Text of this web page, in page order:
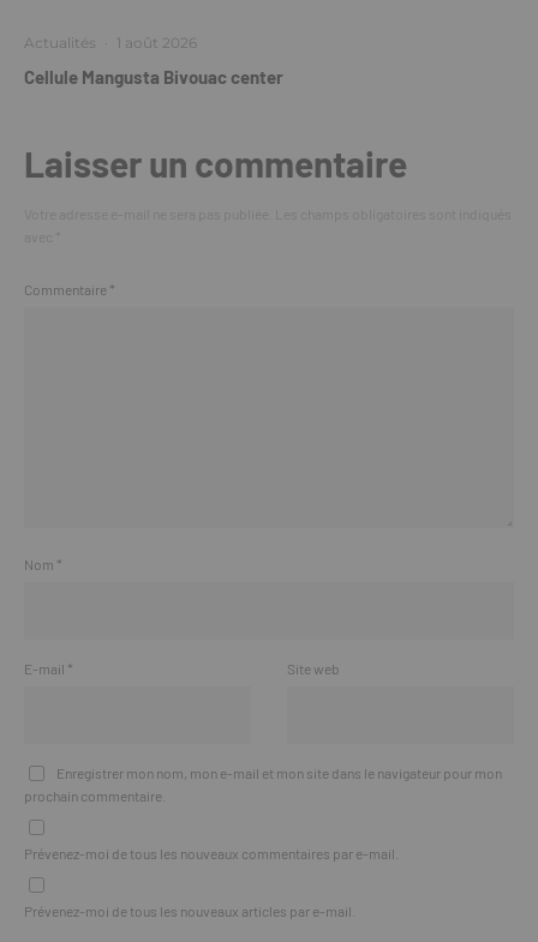
Actualités · 1 août 2026
Cellule Mangusta Bivouac center
Laisser un commentaire
Commentaire *
Nom *
E-mail * Site web
Enregistrer mon nom, mon e-mail et mon site dans le navigateur pour mon
prochain commentaire.
Prévenez-moi de tous les nouveaux commentaires par e-mail.
Prévenez-moi de tous les nouveaux articles par e-mail.